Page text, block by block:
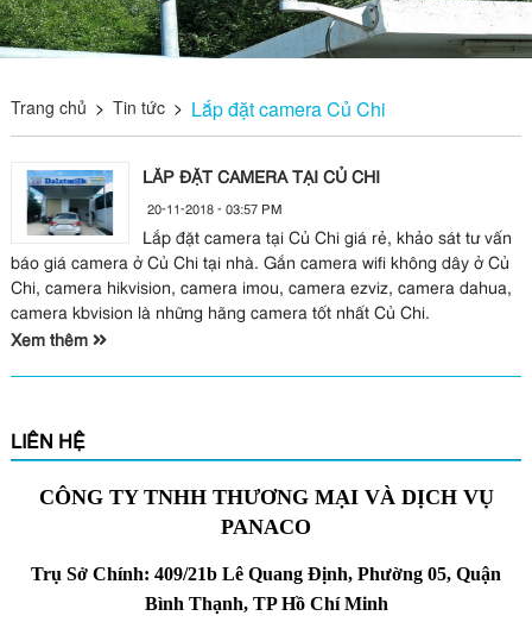
Trang chủ > Tin tức > Lắp đặt camera Củ Chi
LẮP ĐẶT CAMERA TẠI CỦ CHI
20-11-2018 - 03:57 PM
Lắp đặt camera tại Củ Chi giá rẻ, khảo sát tư vấn
báo giá camera ở Củ Chi tại nhà. Gắn camera wifi không dây ở Củ
Chi, camera hikvision, camera imou, camera ezviz, camera dahua,
camera kbvision là những hãng camera tốt nhất Củ Chi.
Xem thêm
LIÊN HỆ
CÔNG TY TNHH THƯƠNG MẠI VÀ DỊCH VỤ
PANACO
Trụ Sở Chính: 409/21b Lê Quang Định, Phường 05, Quận
Bình Thạnh, TP Hồ Chí Minh